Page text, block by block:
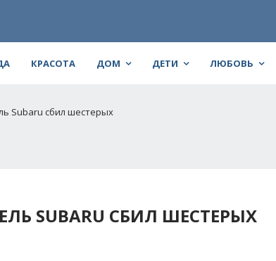
КРАСОТА ДОМ ДЕТИ ЛЮБОВЬ
Subaru сбил шестерых
SUBARU СБИЛ ШЕСТЕРЫХ